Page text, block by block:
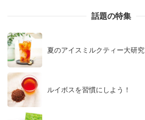
話題の特集
夏のアイスミルクティー大研究
ルイボスを習慣にしよう！